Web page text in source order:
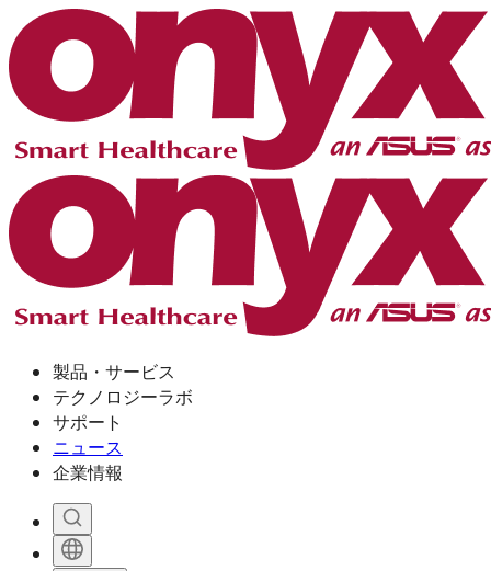
製品・サービス
テクノロジーラボ
サポート
ニュース
企業情報